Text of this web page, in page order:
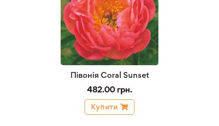
Півонія Coral Sunset
482.00 грн.
Купити